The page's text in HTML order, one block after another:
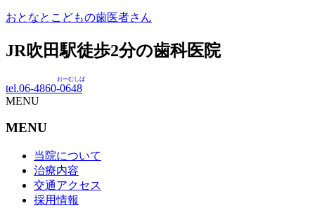
おとなとこどもの歯医者さん
JR吹田駅徒歩2分の歯科医院
tel.06-4860-0648
おーむしば
MENU
MENU
当院について
治療内容
交通アクセス
採用情報